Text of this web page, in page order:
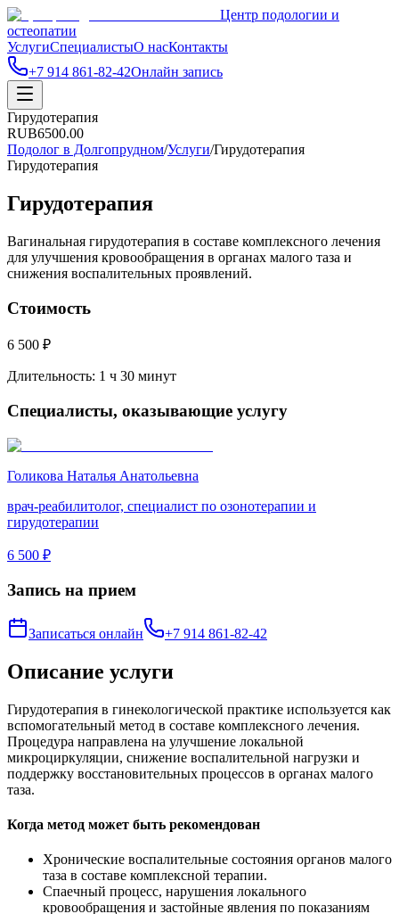
Центр подологии и
остеопатии
УслугиСпециалистыО насКонтакты
+7 914 861-82-42Онлайн запись
Гирудотерапия
RUB6500.00
Подолог в Долгопрудном/Услуги/Гирудотерапия
Гирудотерапия
Гирудотерапия
Вагинальная гирудотерапия в составе комплексного лечения
для улучшения кровообращения в органах малого таза и
снижения воспалительных проявлений.
Стоимость
6 500 ₽
Длительность: 1 ч 30 минут
Специалисты, оказывающие услугу
Голикова Наталья Анатольевна
врач-реабилитолог, специалист по озонотерапии и
гирудотерапии
6 500 ₽
Запись на прием
Записаться онлайн +7 914 861-82-42
Описание услуги
Гирудотерапия в гинекологической практике используется как
вспомогательный метод в составе комплексного лечения.
Процедура направлена на улучшение локальной
микроциркуляции, снижение воспалительной нагрузки и
поддержку восстановительных процессов в органах малого
таза.
Когда метод может быть рекомендован
Хронические воспалительные состояния органов малого
таза в составе комплексной терапии.
Спаечный процесс, нарушения локального
кровообращения и застойные явления по показаниям